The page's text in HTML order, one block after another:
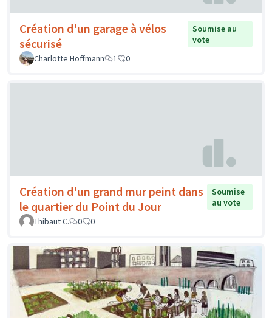
Création d'un garage à vélos
sécurisé
Soumise au
vote
Charlotte Hoffmann
1 0
Création d'un grand mur peint dans
le quartier du Point du Jour
Soumise
au vote
Thibaut C.
0 0